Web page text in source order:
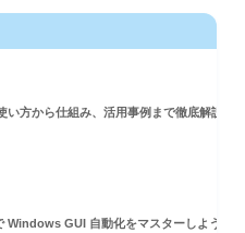
い方から仕組み、活用事例まで徹底解説
GUI 自動化をマスターしよう！